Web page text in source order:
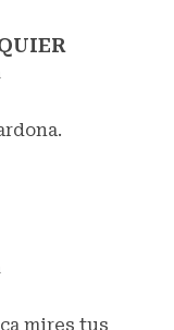
mires tus